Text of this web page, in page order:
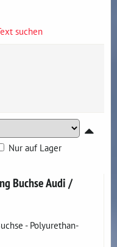
suchen
Nur auf Lager
Buchse Audi /
- Polyurethan-